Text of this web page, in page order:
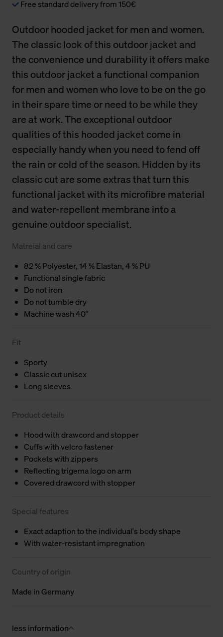
Free standard delivery from 150€
Outdoor hooded jacket for men and women.
The classic look of this outdoor jacket and
the convenience und durability it offers make
this outdoor jacket a functional companion
for men and women who love to be on the go
in their spare time or need to be while they
are at work. The exceptional outdoor
qualities of this hooded jacket come in
especially handy when you need to fend off
the rain or cold of the season. Hidden by its
classic cut are some extras that turn this
functional jacket with its microfibre material
and water-repellent membrane into a
genuine outdoor specialist.
Matreial and care
82 % Polyester, 14 % Elastan, 4 % PU
Functional single fabric
Do not iron
Do not tumble dry
Machine wash 40°
Fit
Sporty
Classic cut unisex
Long sleeves
Product details
Hood with drawcord and stopper
Cuffs with velcro fastener
Pockets with zippers
Reflecting trigema logo on arm
Covered drawcord with stopper
Special features
Exact adaption to the individual's body shape
With water-resistant impregnation
Country of origin
Made in Germany
less information